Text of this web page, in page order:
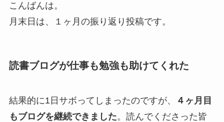
こんばんは。
月末日は、１ヶ月の振り返り投稿です。
読書ブログが仕事も勉強も助けてくれた
結果的に1日サボってしまったのですが、
４ヶ月目
もブログを継続できました。読んでくださった皆